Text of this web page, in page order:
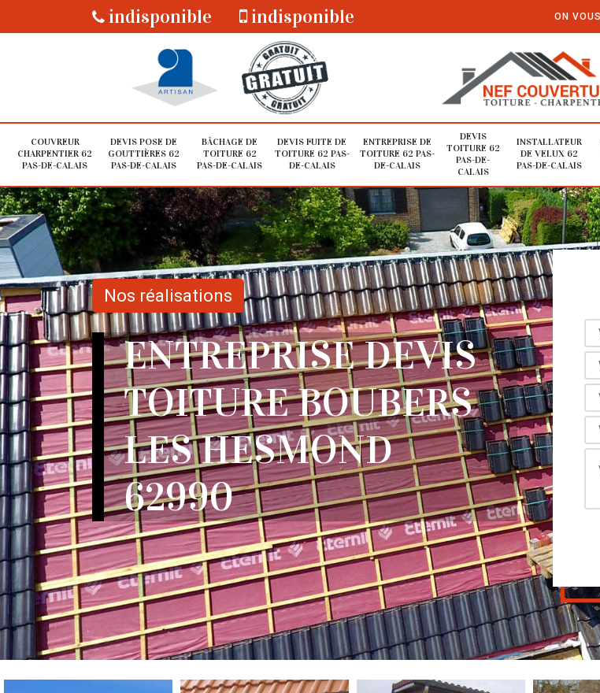
indisponible indisponible ON
COUVREUR
CHARPENTIER 62
PAS-DE-CALAIS
DEVIS POSE DE
GOUTTIÈRES 62
PAS-DE-CALAIS
BÂCHAGE DE
TOITURE 62
PAS-DE-CALAIS
DEVIS FUITE DE
TOITURE 62 PAS-
DE-CALAIS
ENTREPRISE DE
TOITURE 62 PAS-
DE-CALAIS
DEVIS
TOITURE 62
PAS-DE-
CALAIS
INSTALLATEUR
DE VELUX 62
PAS-DE-CALAIS
Nos réalisations
ENTREPRISE DEVIS
TOITURE BOUBERS
LES HESMOND
62990